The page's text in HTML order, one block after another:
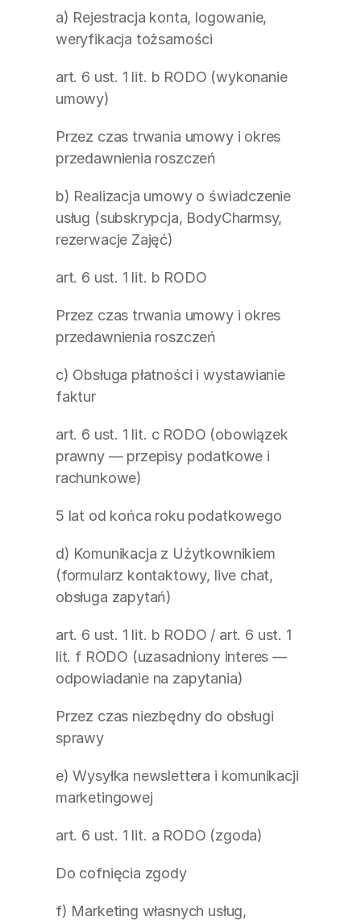
a) Rejestracja konta, logowanie,
weryfikacja tożsamości
art. 6 ust. 1 lit. b RODO (wykonanie
umowy)
Przez czas trwania umowy i okres
przedawnienia roszczeń
b) Realizacja umowy o świadczenie
usług (subskrypcja, BodyCharmsy,
rezerwacje Zajęć)
art. 6 ust. 1 lit. b RODO
Przez czas trwania umowy i okres
przedawnienia roszczeń
c) Obsługa płatności i wystawianie
faktur
art. 6 ust. 1 lit. c RODO (obowiązek
prawny — przepisy podatkowe i
rachunkowe)
5 lat od końca roku podatkowego
d) Komunikacja z Użytkownikiem
(formularz kontaktowy, live chat,
obsługa zapytań)
art. 6 ust. 1 lit. b RODO / art. 6 ust. 1
lit. f RODO (uzasadniony interes —
odpowiadanie na zapytania)
Przez czas niezbędny do obsługi
sprawy
e) Wysyłka newslettera i komunikacji
marketingowej
art. 6 ust. 1 lit. a RODO (zgoda)
Do cofnięcia zgody
f) Marketing własnych usług,